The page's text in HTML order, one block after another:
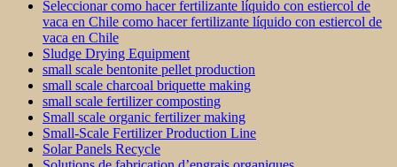
Seleccionar como hacer fertilizante líquido con estiercol de
vaca en Chile como hacer fertilizante líquido con estiercol de
vaca en Chile
Sludge Drying Equipment
small scale bentonite pellet production
small scale charcoal briquette making
small scale fertilizer composting
Small scale organic fertilizer making
Small-Scale Fertilizer Production Line
Solar Panels Recycle